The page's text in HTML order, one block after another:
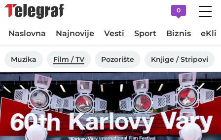
0
Naslovna Najnovije Vesti Sport Biznis
Muzika Film / TV Pozorište Knjige / Stripovi